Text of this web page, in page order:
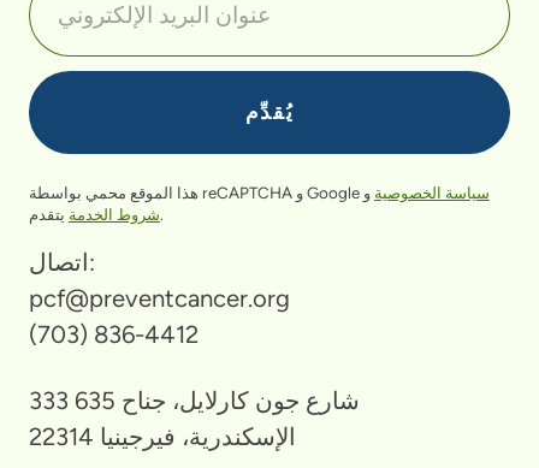
هذا الموقع محمي بواسطة reCAPTCHA و Google سياسة الخصوصية و
شروط الخدمةيتقدم.
اتصال:
pcf@preventcancer.org
(703) 836-4412
333 شارع جون كارلايل، جناح 635
الإسكندرية، فيرجينيا 22314